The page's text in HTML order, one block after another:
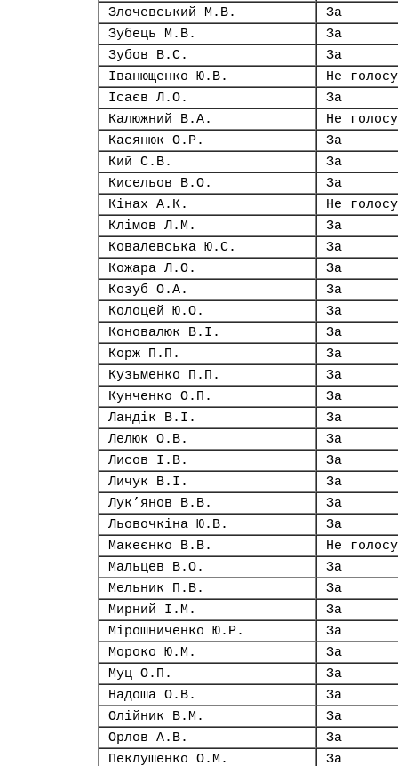
Злочевський М.В.
За
Зубець М.В.
За
Зубов В.С.
За
Іванющенко Ю.В.
Не
Ісаєв Л.О.
За
Калюжний В.А.
Не
Касянюк О.Р.
За
Кий С.В.
За
Кисельов В.О.
За
Кінах А.К.
Не
Клімов Л.М.
За
Ковалевська Ю.С.
За
Кожара Л.О.
За
Козуб О.А.
За
Колоцей Ю.О.
За
Коновалюк В.І.
За
Корж П.П.
За
Кузьменко П.П.
За
Кунченко О.П.
За
Ландік В.І.
За
Лелюк О.В.
За
Лисов І.В.
За
Личук В.І.
За
Лук’янов В.В.
За
Льовочкіна Ю.В.
За
Макеєнко В.В.
Не
Мальцев В.О.
За
Мельник П.В.
За
Мирний І.М.
За
Мірошниченко Ю.Р.
За
Мороко Ю.М.
За
Муц О.П.
За
Надоша О.В.
За
Олійник В.М.
За
Орлов А.В.
За
Пеклушенко О.М.
За